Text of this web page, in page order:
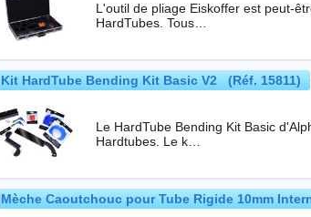
L'outil de pliage Eiskoffer est peut-
HardTubes. Tous…
Kit HardTube Bending Kit Basic V2 (Réf. 15811)
Le HardTube Bending Kit Basic
Hardtubes. Le k…
Mèche Caoutchouc pour Tube Rigide 10mm